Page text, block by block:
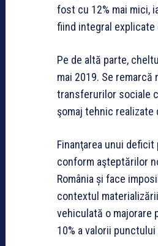
fost cu 12% mai mici,
fiind integral explicate
Pe de altă parte,
mai 2019. Se
transferurilor sociale
şomaj tehnic realizate
Finanţarea unui
conform aşteptărilor
România și face
contextul
vehiculată o majorare
10% a valorii